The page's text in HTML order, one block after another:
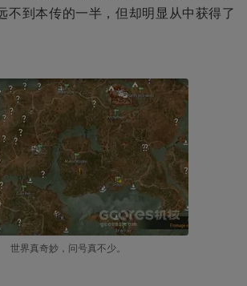
不到本传的一半，但却明显从中获得了
世界真奇妙，问号真不少。